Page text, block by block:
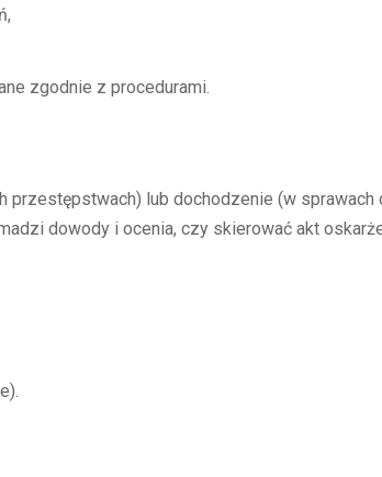
zgodnie z procedurami.
lub dochodzenie (w sprawach
dowody i ocenia, czy skierować akt